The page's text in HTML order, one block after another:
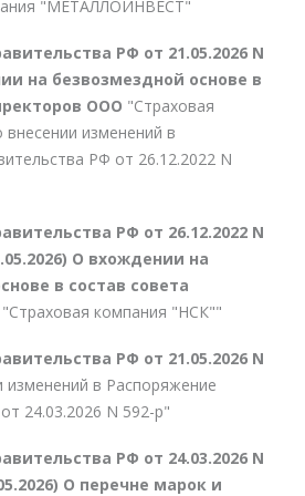
"МЕТАЛЛОИНВЕСТ"
РФ от 21.05.2026 N
на безвозмездной основе в
ООО "Страховая
изменений в
РФ от 26.12.2022 N
РФ от 26.12.2022 N
О вхождении на
в состав совета
"Страховая компания "НСК""
РФ от 21.05.2026 N
изменений в Распоряжение
24.03.2026 N 592-р"
РФ от 24.03.2026 N
О перечне марок и